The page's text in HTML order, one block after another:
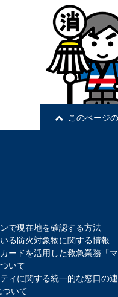
このページ
で現在地を確認する方法
る防火対象物に関する情報
ードを活用した救急業務「マ
いて
ィに関する統一的な窓口の連
ついて